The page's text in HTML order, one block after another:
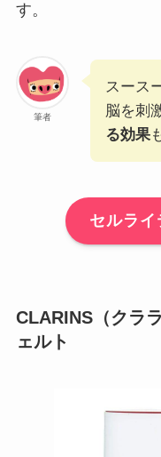
す。
筆者
スース
脳を刺
る効果
セルライ
CLARINS（クラ
ェルト